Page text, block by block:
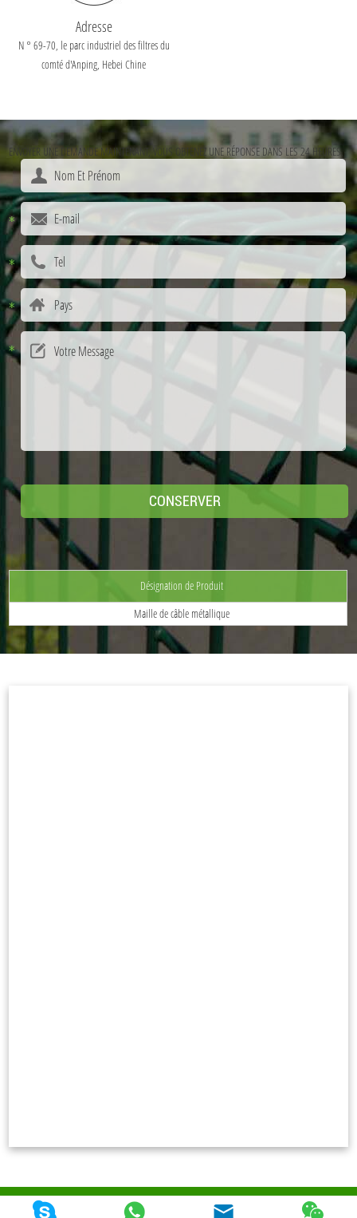
Adresse
N ° 69-70, le parc industriel des filtres du
comté d'Anping, Hebei Chine
ENVOYER UNE DEMANDE MAINTENANT, VOUS OBTENEZ UNE RÉPONSE DANS LES 24 HEURES.
Désignation de Produit
Maille de câble métallique